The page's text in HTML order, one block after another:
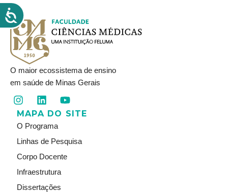
O maior ecossistema de ensino
em saúde de Minas Gerais
I
n
s
t
a
g
r
a
m
L
i
n
k
e
d
i
n
Y
o
u
u
b
e
MAPA DO SITE
O Programa
Linhas de Pesquisa
Corpo Docente
Infraestrutura
Dissertações